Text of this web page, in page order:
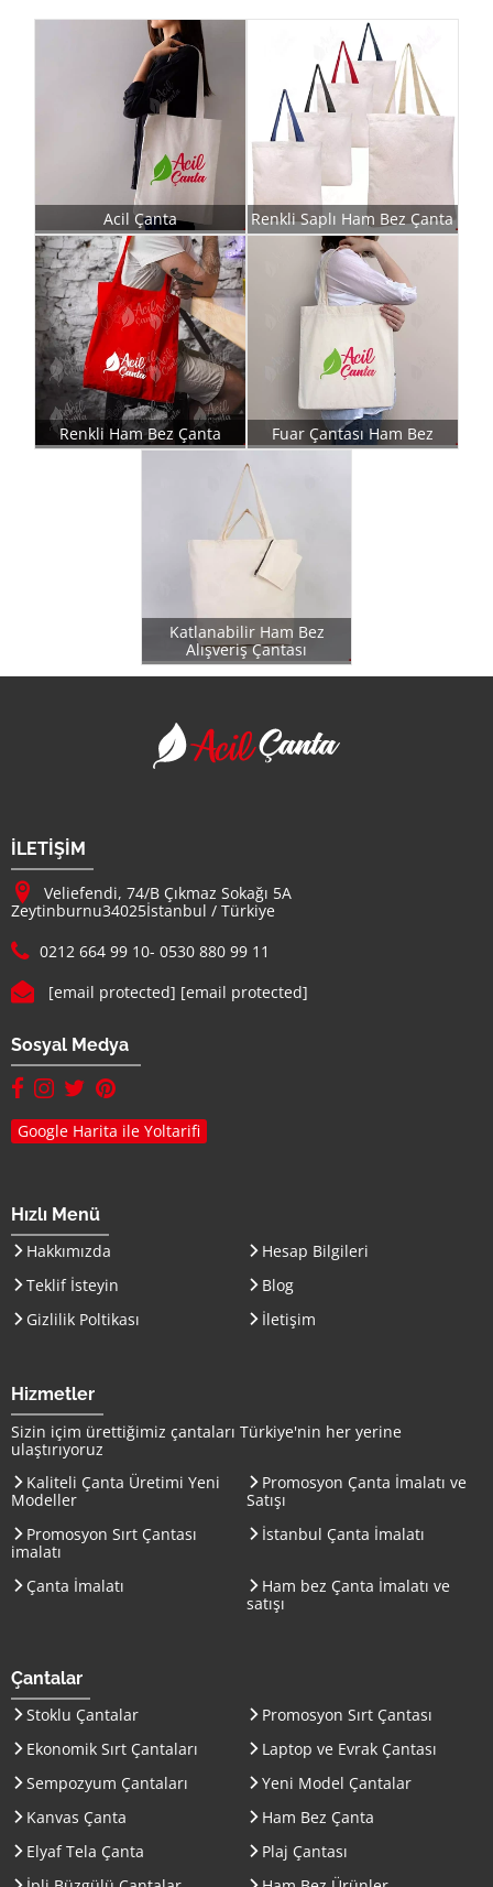
Acil Çanta Renkli Saplı Ham Bez Çanta
Renkli Ham Bez Çanta Fuar Çantası Ham Bez
Katlanabilir Ham Bez
Alışveriş Çantası
İLETİŞİM
Adresimiz :
Veliefendi, 74/B Çıkmaz Sokağı 5A
Zeytinburnu34025İstanbul / Türkiye
Telefon :
0212 664 99 10- 0530 880 99 11
E-mail :
[email protected] [email protected]
Sosyal Medya
facebook hesabımız(yeni sayfada açılır)
instagram hesabımız(yeni sayfada açılır)
twitter hesabımız(yeni sayfada açılır)
pinterest hesabımız (yeni sayfada açılır)
Google Harita ile Yoltarifi
Hızlı Menü
Hakkımızda
Hesap Bilgileri
Teklif İsteyin
Blog
Gizlilik Poltikası
İletişim
Hizmetler
Sizin içim ürettiğimiz çantaları Türkiye'nin her yerine
ulaştırıyoruz
Kaliteli Çanta Üretimi Yeni
Modeller
Promosyon Çanta İmalatı ve
Satışı
Promosyon Sırt Çantası
imalatı
İstanbul Çanta İmalatı
Çanta İmalatı
Ham bez Çanta İmalatı ve
satışı
Çantalar
Stoklu Çantalar
Promosyon Sırt Çantası
Ekonomik Sırt Çantaları
Laptop ve Evrak Çantası
Sempozyum Çantaları
Yeni Model Çantalar
Kanvas Çanta
Ham Bez Çanta
Elyaf Tela Çanta
Plaj Çantası